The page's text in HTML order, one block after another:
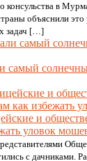
консульства в
объяснили это
задач […]
самый
и
уловок
с дачниками.